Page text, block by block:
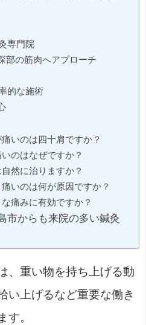
専門院
部の筋肉へアプローチ
的な施術
いのは四十肩ですか？
のはなぜですか？
然に治りますか？
いのは何が原因ですか？
痛みに有効ですか？
市からも来院の多い鍼灸
、重い物を持ち上げる動
い上げるなど重要な働き
す。